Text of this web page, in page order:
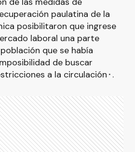
paulatina de la
posibilitaron que ingrese
laboral una parte
que se había
de buscar
a la circulación⬝.